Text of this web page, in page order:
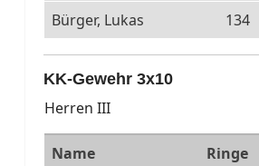
Bürger, Lukas 134
KK-Gewehr 3x10
Herren III
Name Ringe